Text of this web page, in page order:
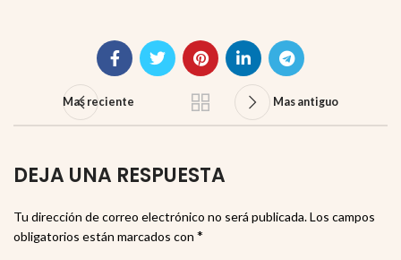
Mas reciente Mas antiguo
DEJA UNA RESPUESTA
Tu dirección de correo electrónico no será publicada.Los campos
obligatorios están marcados con *